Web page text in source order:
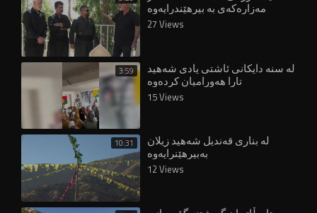
مەزارەکەی بە بیرهێندرایەوە
27 Views
3:59 لە سنە دایکانی ئاشتی یادی شەهید
تارا هەورامیان کردەوە
15 Views
10:31 لە بناری قەندیل شەهید زیلان
بەبیرهێنرایەوە
12 Views